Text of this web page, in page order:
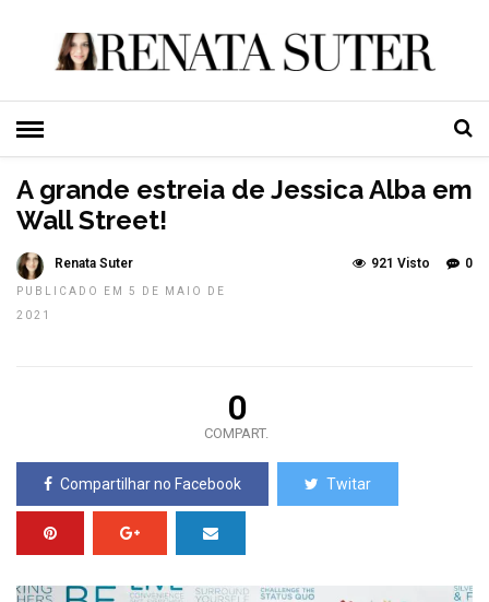
HOME»GENTE TOP NEWS
A grande estreia de Jessica Alba em
Wall Street!
Renata Suter
PUBLICADO EM 5 DE MAIO DE
2021
0
921 Visto
0
COMPART.
Compartilhar no Facebook Twitar